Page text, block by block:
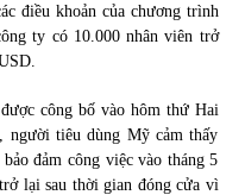
tháng 9/2021
điều khoản của chương trình
ty có 10.000 nhân viên trở
công bố vào hôm thứ Hai
tiêu dùng Mỹ cảm thấy
đảm công việc vào tháng 5
lại sau thời gian đóng cửa vì